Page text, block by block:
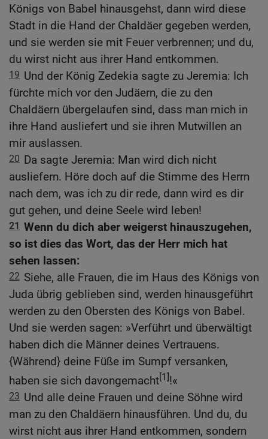
Königs von Babel hinausgehst, dann wird diese
Stadt in die Hand der Chaldäer gegeben werden,
und sie werden sie mit Feuer verbrennen; und du,
du wirst nicht aus ihrer Hand entkommen.
19 Und der König Zedekia sagte zu Jeremia: Ich
fürchte mich vor den Judäern, die zu den
Chaldäern übergelaufen sind, dass man mich in
ihre Hand ausliefert und sie ihren Mutwillen an
mir auslassen.
20 Da sagte Jeremia: Man wird dich nicht
ausliefern. Höre doch auf die Stimme des Herrn
nach dem, was ich zu dir rede, dann wird es dir
gut gehen, und deine Seele wird leben!
21 Wenn du dich aber weigerst hinauszugehen,
so ist dies das Wort, das der Herr mich hat
sehen lassen:
22 Siehe, alle Frauen, die im Haus des Königs von
Juda übrig geblieben sind, werden hinausgeführt
werden zu den Obersten des Königs von Babel.
Und sie werden sagen: »Verführt und überwältigt
haben dich die Männer deines Vertrauens.
{Während} deine Füße im Sumpf versanken,
haben sie sich davongemacht[1]!«
23 Und alle deine Frauen und deine Söhne wird
man zu den Chaldäern hinausführen. Und du, du
wirst nicht aus ihrer Hand entkommen, sondern